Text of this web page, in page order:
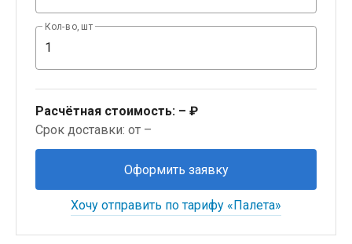
Кол-во, шт
Расчётная стоимость: – ₽
Срок доставки: от –
Оформить заявку
Хочу отправить по тарифу «Палета»